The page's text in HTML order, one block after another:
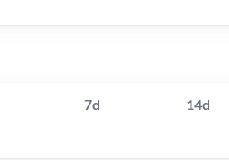
7d 14d